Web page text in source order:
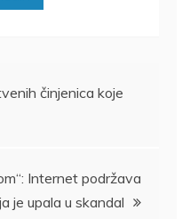
činjenica koje
Internet podržava
je upala u skandal